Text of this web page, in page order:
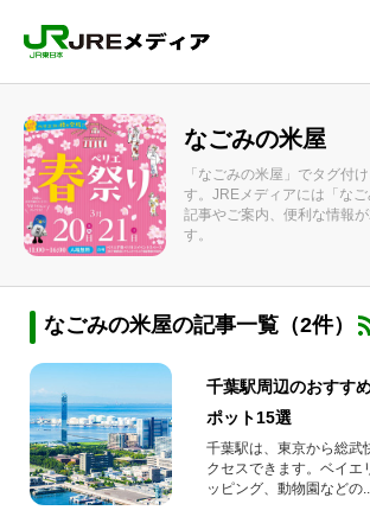
なごみの米屋
「なごみの米屋」でタグ付
す。JREメディアには「な
記事やご案内、便利な情報
す。
なごみの米屋の記事一覧（2件）
千葉駅周辺のおすす
ポット15選
千葉駅は、東京から総武
クセスできます。ベイエ
ッピング、動物園などの...